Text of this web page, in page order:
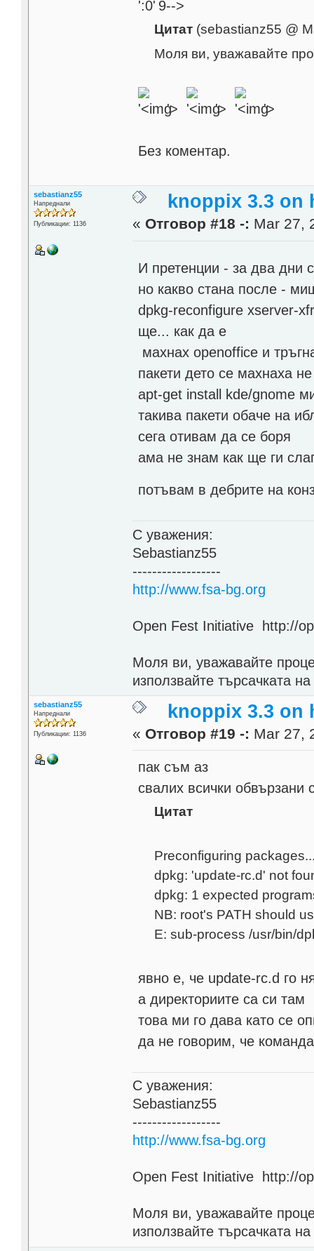
9-->
Цитат(sebastianz55 @
Моля ви, уважавайте
'> '> '>
Без коментар.
sebastianz55
Напреднали
Публикации: 1136
knoppix 3.3 on
« Отговор #18 -: Mar 27,
И претенции - за два дни
но какво стана после -
dpkg-reconfigure xserver-
ще... как да е
махнах openoffice и
пакети дето се махнаха
apt-get install kde/gnome
такива пакети обаче на
сега отивам да се боря
ама не знам как ще ги
потъвам в дебрите на
С уважения:
Sebastianz55
------------------
http://www.fsa-bg.org
Open Fest Initiative http://
Моля ви, уважавайте
използвайте търсачката
sebastianz55
Напреднали
Публикации: 1136
knoppix 3.3 on
« Отговор #19 -: Mar 27,
пак съм аз
свалих всички обвързани
Цитат
Preconfiguring
dpkg: 'update-rc.d' not
dpkg: 1 expected
NB: root's PATH should
E: sub-process /usr/bin/
явно е, че update-rc.d го
а директориите са си там
това ми го дава като се
да не говорим, че
С уважения:
Sebastianz55
------------------
http://www.fsa-bg.org
Open Fest Initiative http://
Моля ви, уважавайте
използвайте търсачката